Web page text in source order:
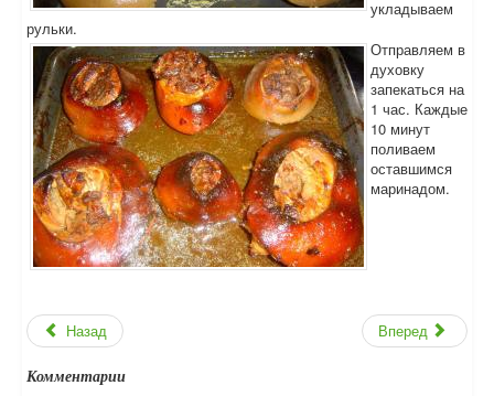
укладываем
рульки.
Отправляем в
духовку
запекаться на
1 час. Каждые
10 минут
поливаем
оставшимся
маринадом.
Назад Вперед
Комментарии